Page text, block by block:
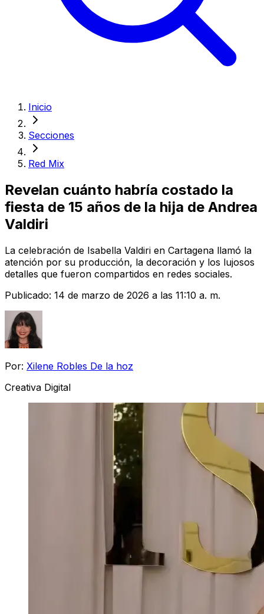
Inicio
Secciones
Red Mix
Revelan cuánto habría costado la
fiesta de 15 años de la hija de Andrea
Valdiri
La celebración de Isabella Valdiri en Cartagena llamó la
atención por su producción, la decoración y los lujosos
detalles que fueron compartidos en redes sociales.
Publicado: 14 de marzo de 2026 a las 11:10 a. m.
Por: Xilene Robles De la hoz
Creativa Digital